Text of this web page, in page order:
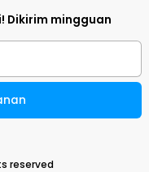
Dikirim mingguan
reserved